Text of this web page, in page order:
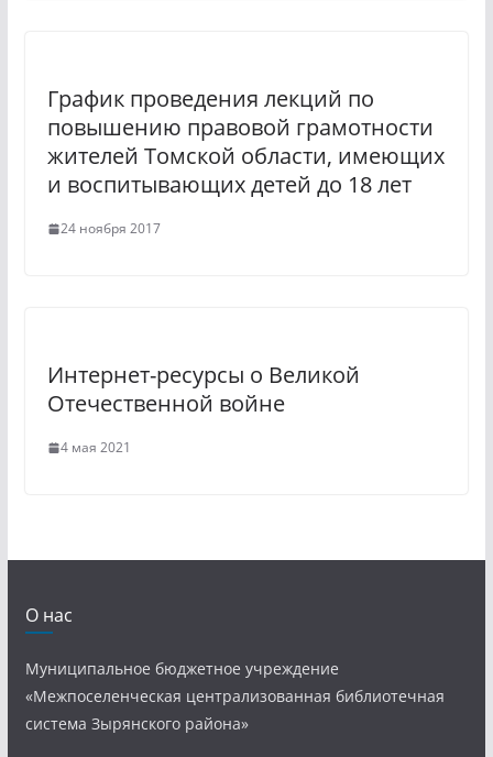
График проведения лекций по
повышению правовой грамотности
жителей Томской области, имеющих
и воспитывающих детей до 18 лет
24 ноября 2017
Интернет-ресурсы о Великой
Отечественной войне
4 мая 2021
О нас
Муниципальное бюджетное учреждение
«Межпоселенческая централизованная библиотечная
система Зырянского района»